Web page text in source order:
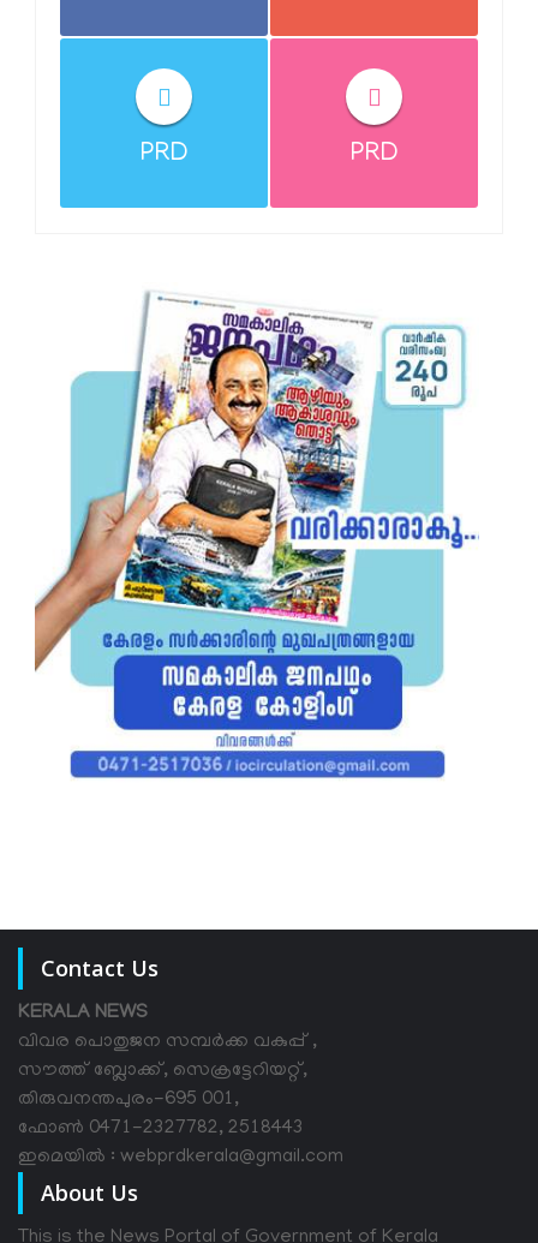
PRD PRD
Contact Us
KERALA NEWS
വിവര പൊതുജന സമ്പര്‍ക്ക വകുപ്പ് ,
സൗത്ത് ബ്ലോക്ക്, സെക്രട്ടേറിയറ്റ്,
തിരുവനന്തപുരം-695 001,
ഫോൺ 0471-2327782, 2518443
ഇമെയിൽ : webprdkerala@gmail.com
About Us